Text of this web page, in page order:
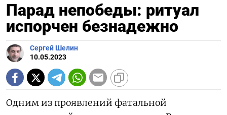
Парад непобеды: ритуал
испорчен безнадежно
Сергей Шелин
10.05.2023
Одним из проявлений фатальной